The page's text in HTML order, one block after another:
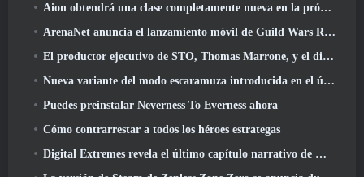
Aion obtendrá una clase completamente nueva en la próxima actualización de Dread Blade
ArenaNet anuncia el lanzamiento móvil de Guild Wars Reforged
El productor ejecutivo de STO, Thomas Marrone, y el director creativo de Neverwinter, Randy Mosiondz, hablan sobre los juegos y el futuro de Cryptic.
Nueva variante del modo escaramuza introducida en el último acto de Valorant
Puedes preinstalar Neverness To Everness ahora
Cómo contrarrestar a todos los héroes estrategas
Digital Extremes revela el último capítulo narrativo de Warframe con nuevos cortos de anime